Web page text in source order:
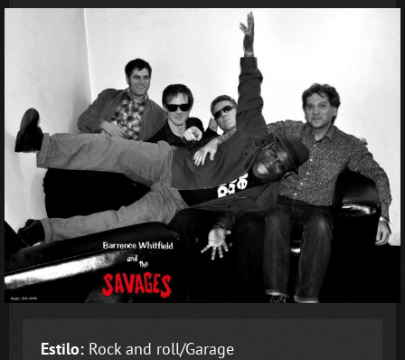
Estilo: Rock and roll/Garage